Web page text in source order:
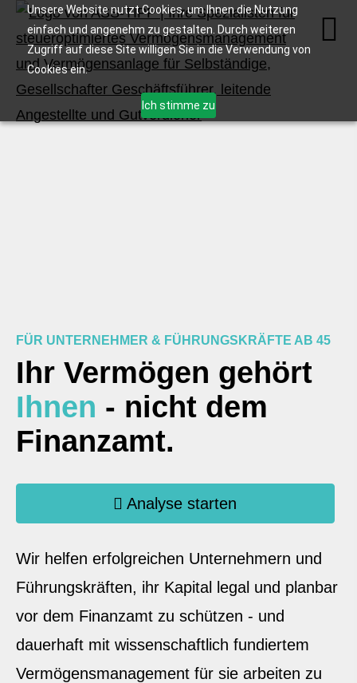
Unsere Website nutzt Cookies, um Ihnen die Nutzung
einfach und angenehm zu gestalten. Durch weiteren
Zugriff auf diese Site willigen Sie in die Verwendung von
Cookies ein.
Ich stimme zu
FÜR UNTERNEHMER & FÜHRUNGSKRÄFTE AB 45
Ihr Vermögen gehört
Ihnen - nicht dem
Finanzamt.
Analyse starten
Wir helfen erfolgreichen Unternehmern und
Führungskräften, ihr Kapital legal und planbar
vor dem Finanzamt zu schützen - und
dauerhaft mit wissenschaftlich fundiertem
Vermögensmanagement für sie arbeiten zu